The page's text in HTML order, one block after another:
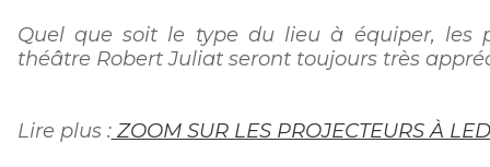
Quel que soit le type du lieu à équiper, les
théâtre Robert Juliat seront toujours très
Lire plus :ZOOM SUR LES PROJECTEURS À LED